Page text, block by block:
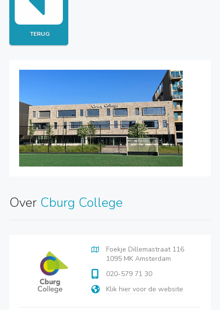
TERUG
Over Cburg College
Foekje Dillemastraat 116
1095 MK Amsterdam
020-579 71 30
Klik hier voor de website